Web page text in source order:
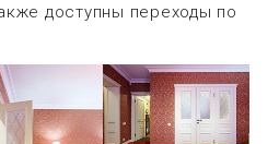
доступны переходы по